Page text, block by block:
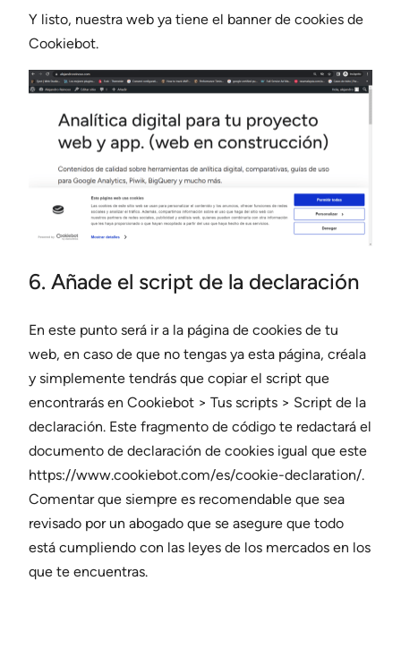
Y listo, nuestra web ya tiene el banner de cookies de
Cookiebot.
6. Añade el script de la declaración
En este punto será ir a la página de cookies de tu
web, en caso de que no tengas ya esta página, créala
y simplemente tendrás que copiar el script que
encontrarás en Cookiebot > Tus scripts > Script de la
declaración. Este fragmento de código te redactará el
documento de declaración de cookies igual que este
https://www.cookiebot.com/es/cookie-declaration/.
Comentar que siempre es recomendable que sea
revisado por un abogado que se asegure que todo
está cumpliendo con las leyes de los mercados en los
que te encuentras.